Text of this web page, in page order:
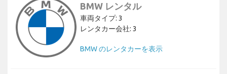
BMW レンタル
車両タイプ: 3
レンタカー会社: 3
BMW のレンタカーを表示